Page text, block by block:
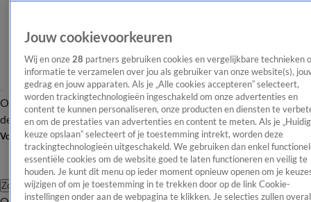
OverzichtAfleveringen Entertainment TV Algemeen
Tip
de redactieNieuwsbrief
Volg Shownieuws
Zoeken
Jouw cookievoorkeuren
Wij en onze 28 partners gebruiken cookies en vergelijkbare technieken
informatie te verzamelen over jou als gebruiker van onze website(s),
gedrag en jouw apparaten. Als je „Alle cookies accepteren” selecteert,
worden trackingtechnologieën ingeschakeld om onze advertenties en
content te kunnen personaliseren, onze producten en diensten te
en om de prestaties van advertenties en content te meten. Als je
keuze opslaan” selecteert of je toestemming intrekt, worden deze
trackingtechnologieën uitgeschakeld. We gebruiken dan enkel
essentiële cookies om de website goed te laten functioneren en veilig te
houden. Je kunt dit menu op ieder moment opnieuw openen om je
wijzigen of om je toestemming in te trekken door op de link Cookie-
instellingen onder aan de webpagina te klikken. Je selecties zullen overal